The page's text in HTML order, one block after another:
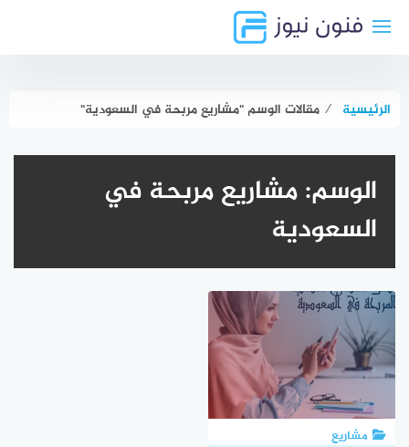
الرئيسية ⁄ مقالات الوسم "مشاريع مربحة في السعودية"
الوسم:مشاريع مربحة في
السعودية
مشاريع